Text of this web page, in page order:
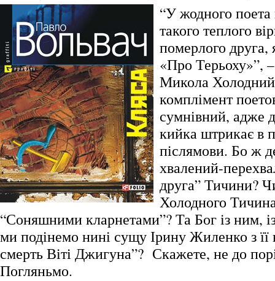
“У жодного
такого теплого
померлого друга,
«Про Терьоху»”, –
Микола
комплімент
сумнівний, адже
кийка штрикає в
післямови. Бо ж
хвалений-
друга” Тичини?
Холодного
“Соняшними кларнетами”? Та Бог із ним,
ми подінемо нині сущу Ірину Жиленко з
смерть Віті Джигуна”? Скажете, не до
Погляньмо.